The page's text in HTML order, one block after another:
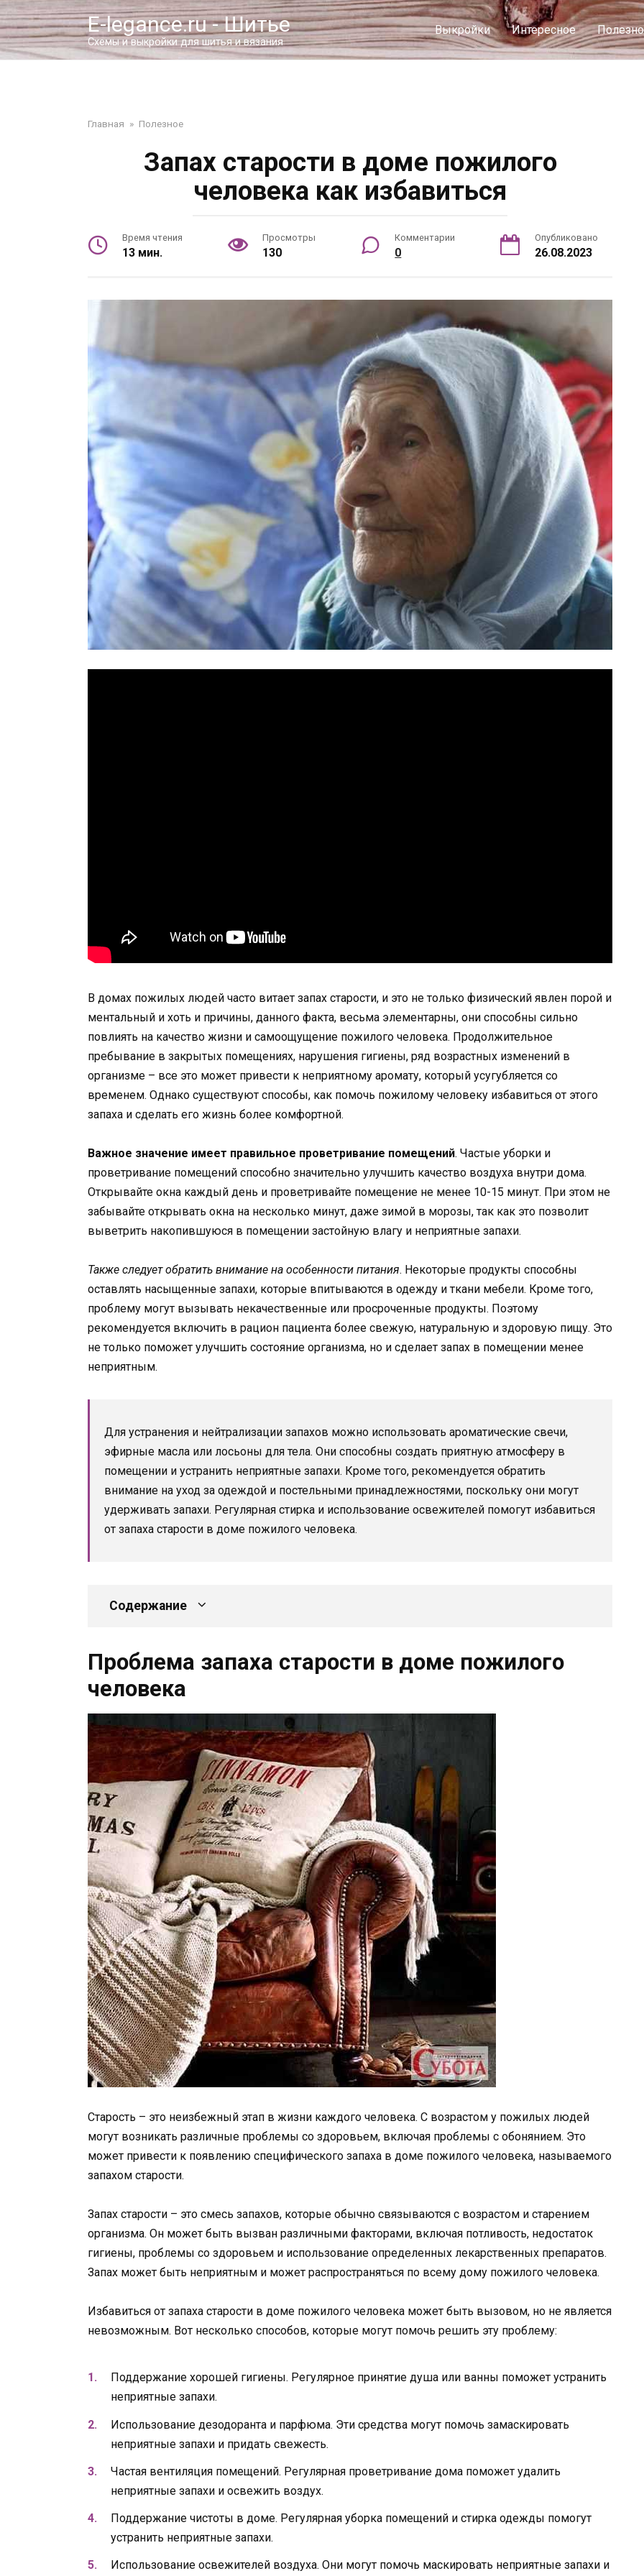
Перейти
к
контенту
E-legance.ru - Шитье
Схемы и выкройки для шитья и вязания
Выкройки Интересное
Главная » Полезное
Запах старости в доме пожилого
человека как избавиться
Время чтения
13 мин.
Просмотры
130
Комментарии
0
Опубликовано
26.08.2023
В домах пожилых людей часто витает запах старости, и это не только физический явлен порой и
ментальный и хоть и причины, данного факта, весьма элементарны, они способны сильно
повлиять на качество жизни и самоощущение пожилого человека. Продолжительное
пребывание в закрытых помещениях, нарушения гигиены, ряд возрастных изменений в
организме – все это может привести к неприятному аромату, который усугубляется со
временем. Однако существуют способы, как помочь пожилому человеку избавиться от этого
запаха и сделать его жизнь более комфортной.
Важное значение имеет правильное проветривание помещений. Частые уборки и
проветривание помещений способно значительно улучшить качество воздуха внутри дома.
Открывайте окна каждый день и проветривайте помещение не менее 10-15 минут. При этом не
забывайте открывать окна на несколько минут, даже зимой в морозы, так как это позволит
выветрить накопившуюся в помещении застойную влагу и неприятные запахи.
Также следует обратить внимание на особенности питания. Некоторые продукты способны
оставлять насыщенные запахи, которые впитываются в одежду и ткани мебели. Кроме того,
проблему могут вызывать некачественные или просроченные продукты. Поэтому
рекомендуется включить в рацион пациента более свежую, натуральную и здоровую пищу. Это
не только поможет улучшить состояние организма, но и сделает запах в помещении менее
неприятным.
Для устранения и нейтрализации запахов можно использовать ароматические свечи,
эфирные масла или лосьоны для тела. Они способны создать приятную атмосферу в
помещении и устранить неприятные запахи. Кроме того, рекомендуется обратить
внимание на уход за одеждой и постельными принадлежностями, поскольку они могут
удерживать запахи. Регулярная стирка и использование освежителей помогут избавиться
от запаха старости в доме пожилого человека.
Содержание
Проблема запаха старости в доме пожилого
человека
Старость – это неизбежный этап в жизни каждого человека. С возрастом у пожилых людей
могут возникать различные проблемы со здоровьем, включая проблемы с обонянием. Это
может привести к появлению специфического запаха в доме пожилого человека, называемого
запахом старости.
Запах старости – это смесь запахов, которые обычно связываются с возрастом и старением
организма. Он может быть вызван различными факторами, включая потливость, недостаток
гигиены, проблемы со здоровьем и использование определенных лекарственных препаратов.
Запах может быть неприятным и может распространяться по всему дому пожилого человека.
Избавиться от запаха старости в доме пожилого человека может быть вызовом, но не является
невозможным. Вот несколько способов, которые могут помочь решить эту проблему:
Поддержание хорошей гигиены. Регулярное принятие душа или ванны поможет устранить
неприятные запахи.
Использование дезодоранта и парфюма. Эти средства могут помочь замаскировать
неприятные запахи и придать свежесть.
Частая вентиляция помещений. Регулярная проветривание дома поможет удалить
неприятные запахи и освежить воздух.
Поддержание чистоты в доме. Регулярная уборка помещений и стирка одежды помогут
устранить неприятные запахи.
Использование освежителей воздуха. Они могут помочь маскировать неприятные запахи и